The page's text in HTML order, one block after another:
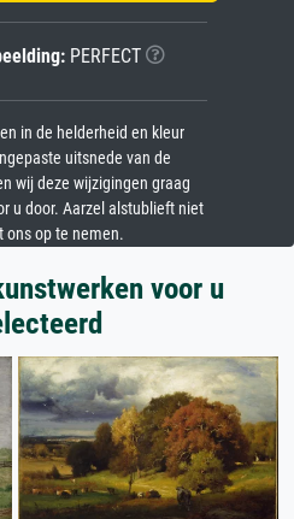
PERFECT
in de helderheid en kleur
uitsnede van de
wij deze wijzigingen graag
u door. Aarzel alstublieft niet
ons op te nemen.
voor u